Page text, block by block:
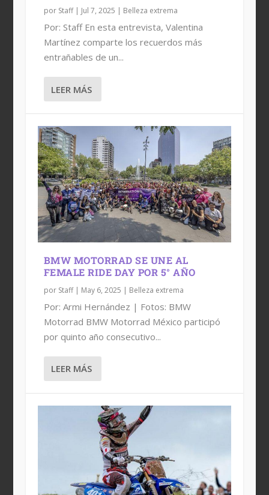
por Staff| Jul 7, 2025 | Belleza extrema
Por: Staff En esta entrevista, Valentina
Martínez comparte los recuerdos más
entrañables de un...
LEER MÁS
BMW MOTORRAD SE UNE AL
FEMALE RIDE DAY POR 5° AÑO
por Staff| May 6, 2025 | Belleza extrema
Por: Armi Hernández | Fotos: BMW
Motorrad BMW Motorrad México participó
por quinto año consecutivo...
LEER MÁS